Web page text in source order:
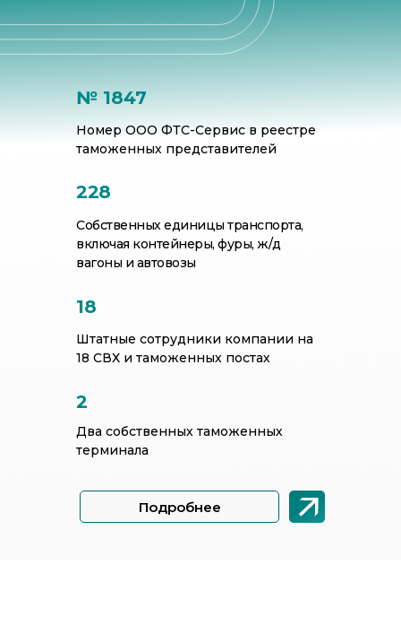
Подробнее
Два собственных таможенных
терминала
2
Штатные сотрудники компании на
18 СВХ и таможенных постах
18
Собственных единицы транспорта,
включая контейнеры, фуры, ж/д
вагоны и автовозы
228
Номер ООО ФТС-Сервис в реестре
таможенных представителей
№ 1847